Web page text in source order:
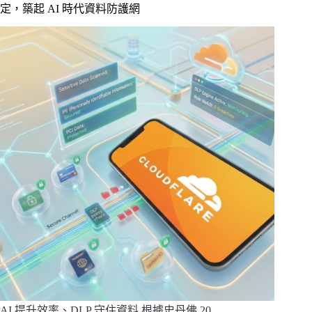
定，築起 AI 時代資料防護網